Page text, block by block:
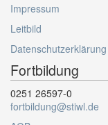
Impressum
Leitbild
Datenschutzerklärung
Fortbildung
0251 26597-0
fortbildung@stiwl.de